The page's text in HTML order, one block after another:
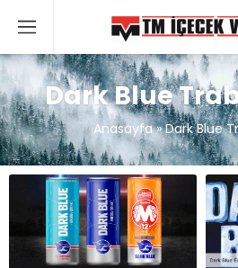
Dark Blue
Anasayfa»Dark Blue